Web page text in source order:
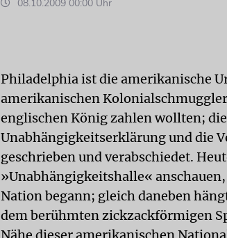
08.10.2009 00:00 Uhr
Philadelphia ist die amerikanische
amerikanischen
englischen König zahlen wollten;
Unabhängigkeitserklärung und die
geschrieben und verabschiedet.
»Unabhängigkeitshalle«
Nation begann; gleich daneben
dem berühmten zickzackförmigen